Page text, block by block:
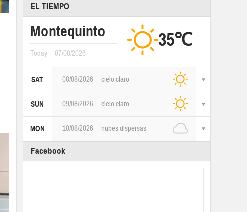
EL TIEMPO
Montequinto
Today 07/08/2026
35℃
SAT 08/08/2026 cielo claro
SUN 09/08/2026 cielo claro
MON 10/08/2026 nubes dispersas
Facebook